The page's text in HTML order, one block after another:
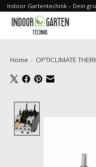
Indoor Gartentechnik – Dein
Home / OPTICLIMATE